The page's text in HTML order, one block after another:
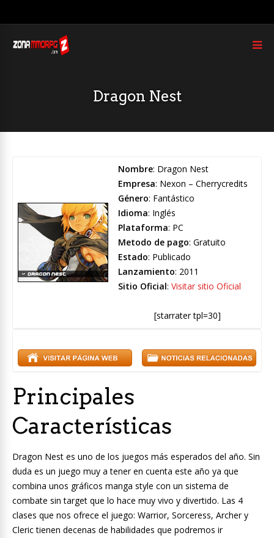
Dragon Nest
Nombre: Dragon Nest
Empresa: Nexon – Cherrycredits
Género: Fantástico
Idioma: Inglés
Plataforma: PC
Metodo de pago: Gratuito
Estado: Publicado
Lanzamiento: 2011
Sitio Oficial: Visitar sitio Oficial
[starrater tpl=30]
Principales
Características
Dragon Nest es uno de los juegos más esperados del año. Sin
duda es un juego muy a tener en cuenta este año ya que
combina unos gráficos manga style con un sistema de
combate sin target que lo hace muy vivo y divertido. Las 4
clases que nos ofrece el juego: Warrior, Sorceress, Archer y
Cleric tienen decenas de habilidades que podremos ir